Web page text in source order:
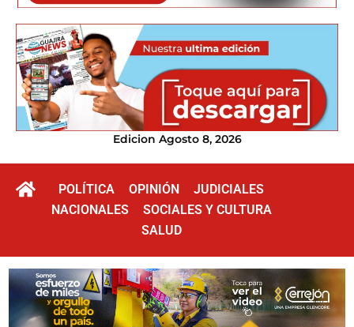
Edicion Agosto 8, 2026
POLÍTICA OPINIÓN
JUDICIALES
NACIONALES
SOCIALES Y CULTURA
SALUD